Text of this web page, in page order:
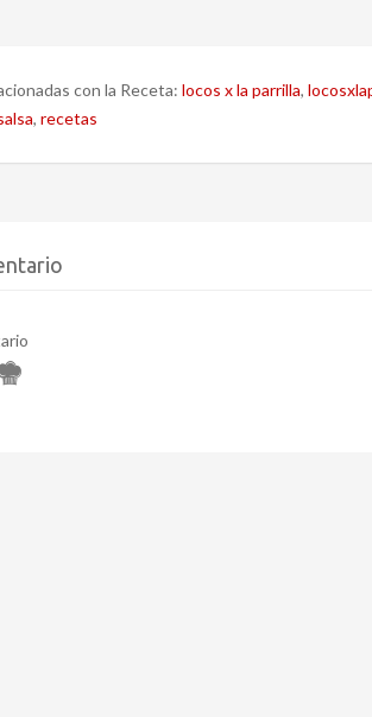
con la Receta: locos x la parrilla,
, recetas